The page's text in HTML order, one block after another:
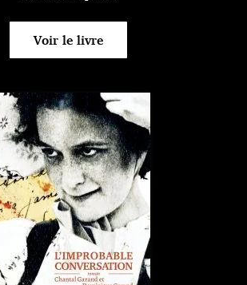
Voir le livre